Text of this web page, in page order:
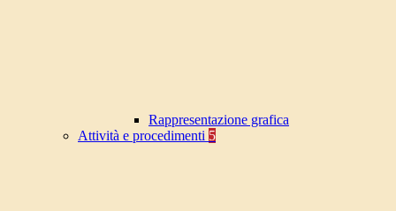
Rappresentazione grafica
Attività e procedimenti 5